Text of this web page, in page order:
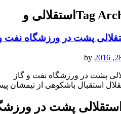
Tag
استقبال باشکوهی از تیمشان